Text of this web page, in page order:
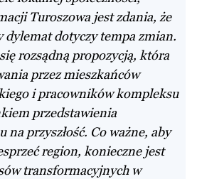
Turoszowa jest zdania, że
dylemat dotyczy tempa zmian.
rozsądną propozycją, która
przez mieszkańców
i pracowników kompleksu
przedstawienia
na przyszłość. Co ważne, aby
region, konieczne jest
transformacyjnych w